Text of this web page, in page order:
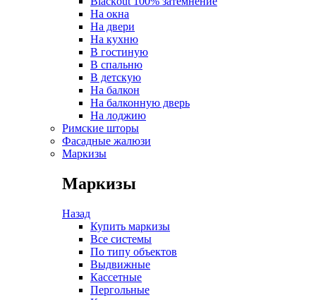
На окна
На двери
На кухню
В гостиную
В спальню
В детскую
На балкон
На балконную дверь
На лоджию
Римские шторы
Фасадные жалюзи
Маркизы
Маркизы
Назад
Купить маркизы
Все системы
По типу объектов
Выдвижные
Кассетные
Пергольные